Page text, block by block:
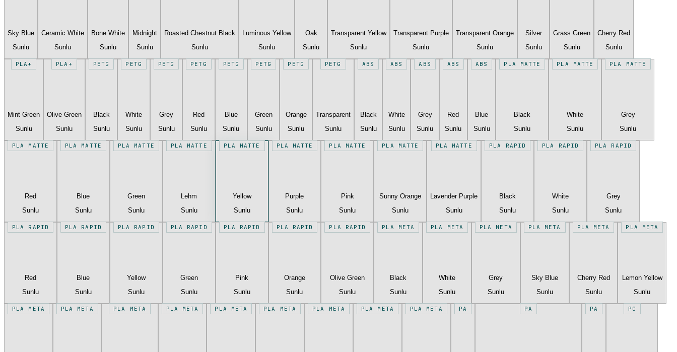
Sky Blue
Sunlu
Ceramic White
Sunlu
Bone White
Sunlu
Midnight
Sunlu
Roasted Chestnut Black
Sunlu
Luminous Yellow
Sunlu
Oak
Sunlu
Transparent Yellow
Sunlu
Transparent Purple
Sunlu
Transparent Orange
Sunlu
Silver
Sunlu
Grass Green
Sunlu
Cherry Red
Sunlu
PLA+
Mint Green
Sunlu
PLA+
Olive Green
Sunlu
PETG
Black
Sunlu
PETG
White
Sunlu
PETG
Grey
Sunlu
PETG
Red
Sunlu
PETG
Blue
Sunlu
PETG
Green
Sunlu
PETG
Orange
Sunlu
PETG
Transparent
Sunlu
ABS
Black
Sunlu
ABS
White
Sunlu
ABS
Grey
Sunlu
ABS
Red
Sunlu
ABS
Blue
Sunlu
PLA MATTE
Black
Sunlu
PLA MATTE
White
Sunlu
PLA MATTE
Grey
Sunlu
PLA MATTE
Red
Sunlu
PLA MATTE
Blue
Sunlu
PLA MATTE
Green
Sunlu
PLA MATTE
Lehm
Sunlu
PLA MATTE
Yellow
Sunlu
PLA MATTE
Purple
Sunlu
PLA MATTE
Pink
Sunlu
PLA MATTE
Sunny Orange
Sunlu
PLA MATTE
Lavender Purple
Sunlu
PLA RAPID
Black
Sunlu
PLA RAPID
White
Sunlu
PLA RAPID
Grey
Sunlu
PLA RAPID
Red
Sunlu
PLA RAPID
Blue
Sunlu
PLA RAPID
Yellow
Sunlu
PLA RAPID
Green
Sunlu
PLA RAPID
Pink
Sunlu
PLA RAPID
Orange
Sunlu
PLA RAPID
Olive Green
Sunlu
PLA META
Black
Sunlu
PLA META
White
Sunlu
PLA META
Grey
Sunlu
PLA META
Sky Blue
Sunlu
PLA META
Cherry Red
Sunlu
PLA META
Lemon Yellow
Sunlu
PLA META PLA META PLA META PLA META PLA META PLA META PLA META PLA META PLA META PA PA PA PC